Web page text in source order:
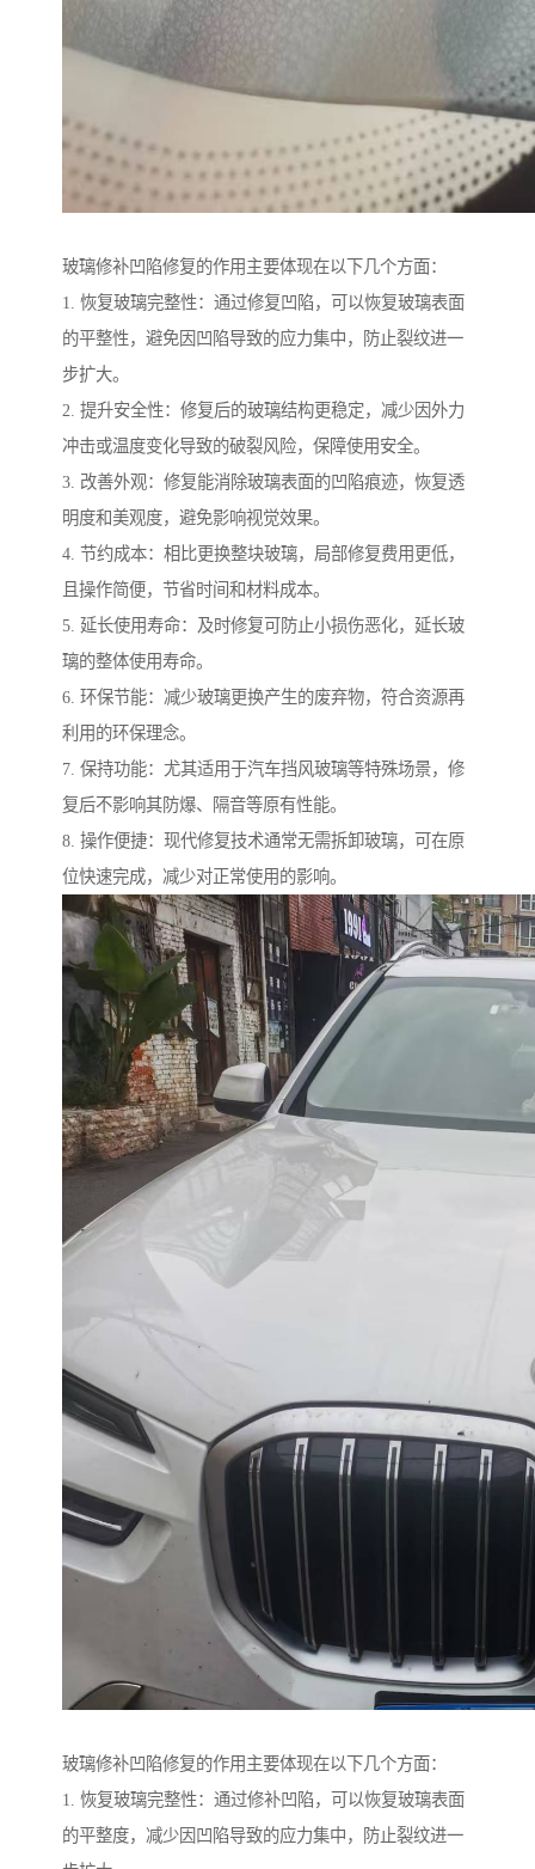
玻璃修补凹陷修复的作用主要体现在以下几个方面：
1. 恢复玻璃完整性：通过修复凹陷，可以恢复玻璃表面
的平整性，避免因凹陷导致的应力集中，防止裂纹进一
步扩大。
2. 提升安全性：修复后的玻璃结构更稳定，减少因外力
冲击或温度变化导致的破裂风险，保障使用安全。
3. 改善外观：修复能消除玻璃表面的凹陷痕迹，恢复透
明度和美观度，避免影响视觉效果。
4. 节约成本：相比更换整块玻璃，局部修复费用更低，
且操作简便，节省时间和材料成本。
5. 延长使用寿命：及时修复可防止小损伤恶化，延长玻
璃的整体使用寿命。
6. 环保节能：减少玻璃更换产生的废弃物，符合资源再
利用的环保理念。
7. 保持功能：尤其适用于汽车挡风玻璃等特殊场景，修
复后不影响其防爆、隔音等原有性能。
8. 操作便捷：现代修复技术通常无需拆卸玻璃，可在原
位快速完成，减少对正常使用的影响。
玻璃修补凹陷修复的作用主要体现在以下几个方面：
1. 恢复玻璃完整性：通过修补凹陷，可以恢复玻璃表面
的平整度，减少因凹陷导致的应力集中，防止裂纹进一